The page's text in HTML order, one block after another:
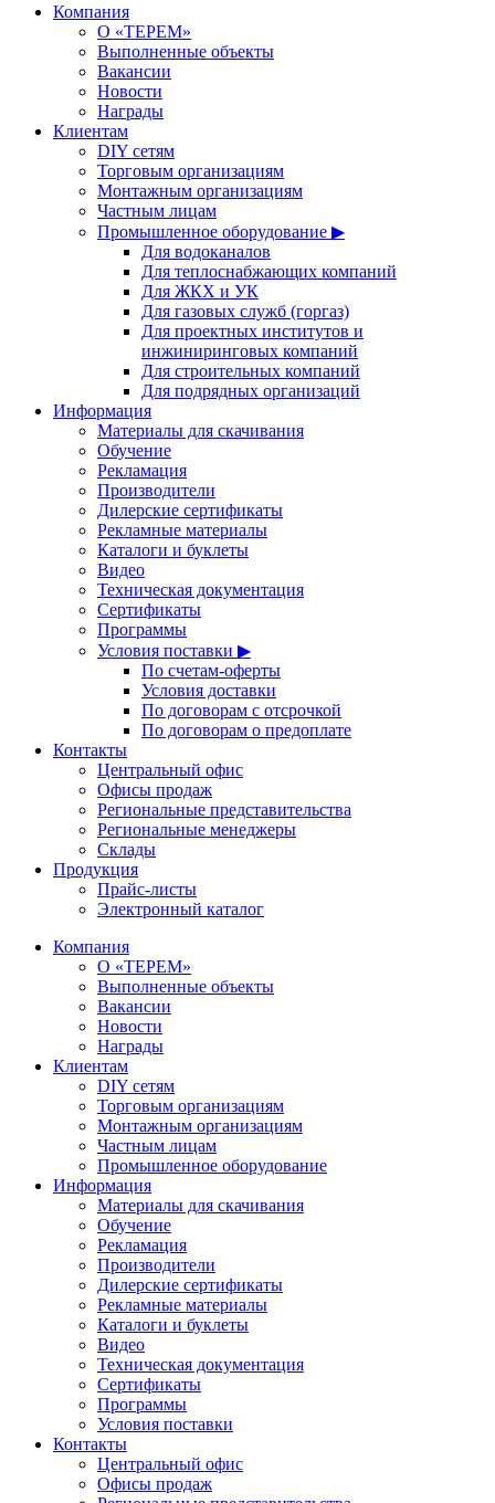
Компания
О «ТЕРЕМ»
Выполненные объекты
Вакансии
Новости
Награды
Клиентам
DIY сетям
Торговым организациям
Монтажным организациям
Частным лицам
Промышленное оборудование ▶
Для водоканалов
Для теплоснабжающих компаний
Для ЖКХ и УК
Для газовых служб (горгаз)
Для проектных институтов и
инжиниринговых компаний
Для строительных компаний
Для подрядных организаций
Информация
Материалы для скачивания
Обучение
Рекламация
Производители
Дилерские сертификаты
Рекламные материалы
Каталоги и буклеты
Видео
Техническая документация
Сертификаты
Программы
Условия поставки ▶
По счетам-оферты
Условия доставки
По договорам с отсрочкой
По договорам о предоплате
Контакты
Центральный офис
Офисы продаж
Региональные представительства
Региональные менеджеры
Склады
Продукция
Прайс-листы
Электронный каталог
Компания
О «ТЕРЕМ»
Выполненные объекты
Вакансии
Новости
Награды
Клиентам
DIY сетям
Торговым организациям
Монтажным организациям
Частным лицам
Промышленное оборудование
Информация
Материалы для скачивания
Обучение
Рекламация
Производители
Дилерские сертификаты
Рекламные материалы
Каталоги и буклеты
Видео
Техническая документация
Сертификаты
Программы
Условия поставки
Контакты
Центральный офис
Офисы продаж